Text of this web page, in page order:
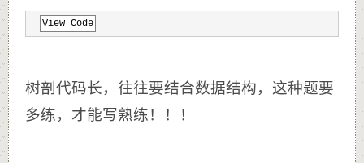
View Code
树剖代码长，往往要结合数据结构，这种题要
多练，才能写熟练！！！